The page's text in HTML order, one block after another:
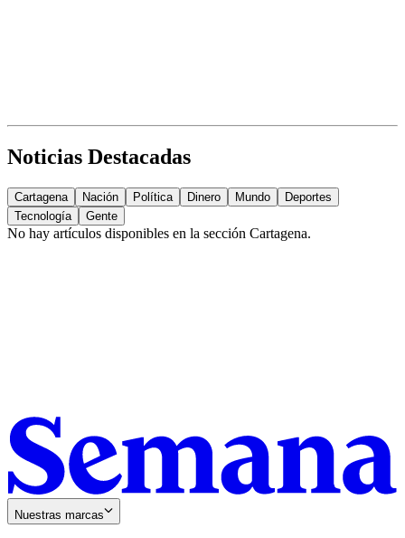
Noticias Destacadas
Cartagena Nación Política Dinero Mundo
Deportes
Tecnología
Gente
No hay artículos disponibles en la sección Cartagena.
Nuestras marcas